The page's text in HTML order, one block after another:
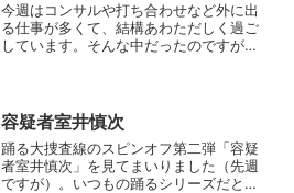
今週はコンサルや打ち合わせなど外に出
る仕事が多くて、結構あわただしく過ご
しています。そんな中だったのですが、
決まった際に原作マ...
容疑者室井慎次
踊る大捜査線のスピンオフ第二弾「容疑
者室井慎次」を見てまいりました（先週
ですが）。いつもの踊るシリーズだと思